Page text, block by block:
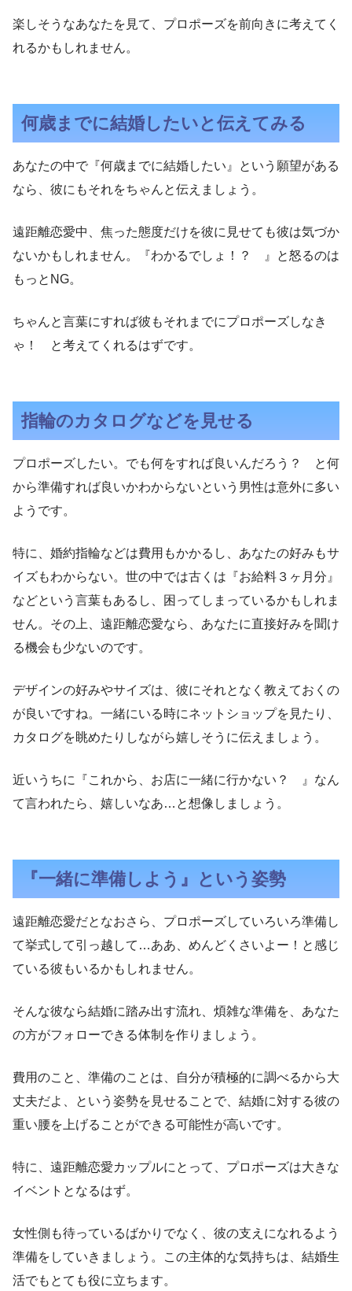
楽しそうなあなたを見て、プロポーズを前向きに考えてく
れるかもしれません。
何歳までに結婚したいと伝えてみる
あなたの中で『何歳までに結婚したい』という願望がある
なら、彼にもそれをちゃんと伝えましょう。
遠距離恋愛中、焦った態度だけを彼に見せても彼は気づか
ないかもしれません。『わかるでしょ！？ 』と怒るのは
もっとNG。
ちゃんと言葉にすれば彼もそれまでにプロポーズしなき
ゃ！ と考えてくれるはずです。
指輪のカタログなどを見せる
プロポーズしたい。でも何をすれば良いんだろう？ と何
から準備すれば良いかわからないという男性は意外に多い
ようです。
特に、婚約指輪などは費用もかかるし、あなたの好みもサ
イズもわからない。世の中では古くは『お給料３ヶ月分』
などという言葉もあるし、困ってしまっているかもしれま
せん。その上、遠距離恋愛なら、あなたに直接好みを聞け
る機会も少ないのです。
デザインの好みやサイズは、彼にそれとなく教えておくの
が良いですね。一緒にいる時にネットショップを見たり、
カタログを眺めたりしながら嬉しそうに伝えましょう。
近いうちに『これから、お店に一緒に行かない？ 』なん
て言われたら、嬉しいなあ…と想像しましょう。
『一緒に準備しよう』という姿勢
遠距離恋愛だとなおさら、プロポーズしていろいろ準備し
て挙式して引っ越して…ああ、めんどくさいよー！と感じ
ている彼もいるかもしれません。
そんな彼なら結婚に踏み出す流れ、煩雑な準備を、あなた
の方がフォローできる体制を作りましょう。
費用のこと、準備のことは、自分が積極的に調べるから大
丈夫だよ、という姿勢を見せることで、結婚に対する彼の
重い腰を上げることができる可能性が高いです。
特に、遠距離恋愛カップルにとって、プロポーズは大きな
イベントとなるはず。
女性側も待っているばかりでなく、彼の支えになれるよう
準備をしていきましょう。この主体的な気持ちは、結婚生
活でもとても役に立ちます。